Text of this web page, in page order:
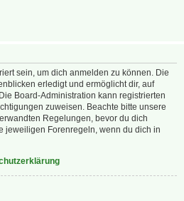
sein, um dich anmelden zu können. Die
erledigt und ermöglicht dir, auf
Board-Administration kann registrierten
zuweisen. Beachte bitte unsere
Regelungen, bevor du dich
jeweiligen Forenregeln, wenn du dich in